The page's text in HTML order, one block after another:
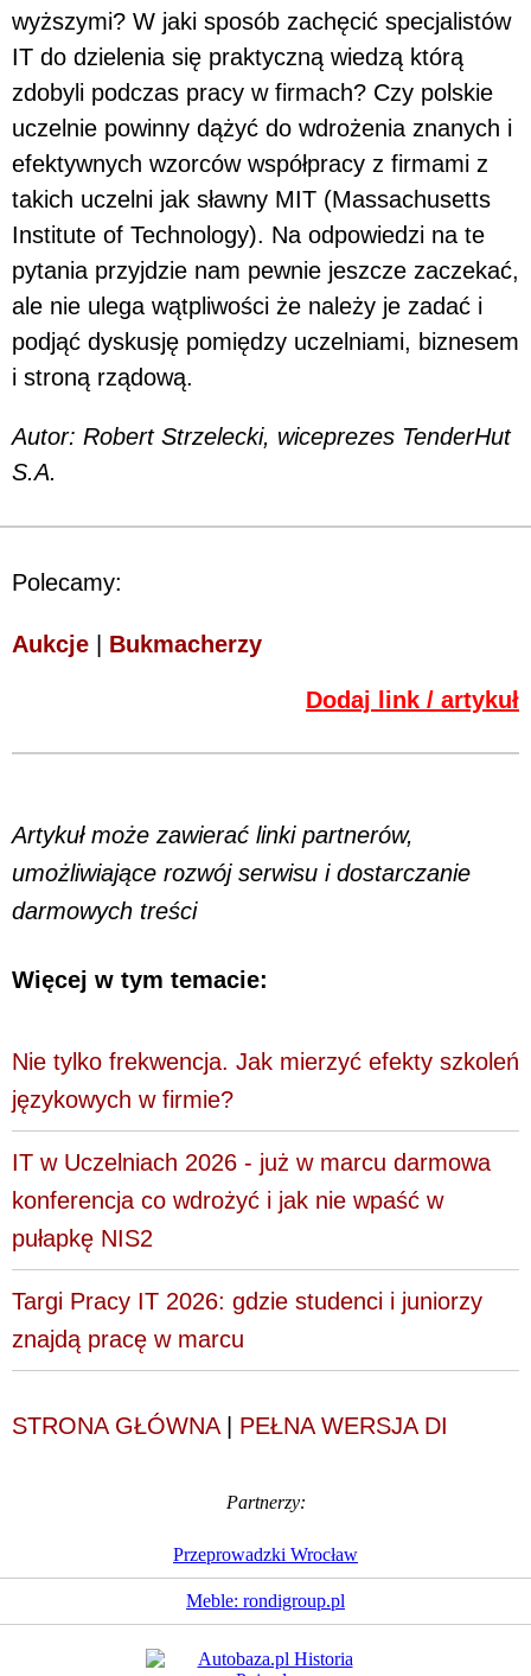
wyższymi? W jaki sposób zachęcić specjalistów
IT do dzielenia się praktyczną wiedzą którą
zdobyli podczas pracy w firmach? Czy polskie
uczelnie powinny dążyć do wdrożenia znanych i
efektywnych wzorców współpracy z firmami z
takich uczelni jak sławny MIT (Massachusetts
Institute of Technology). Na odpowiedzi na te
pytania przyjdzie nam pewnie jeszcze zaczekać,
ale nie ulega wątpliwości że należy je zadać i
podjąć dyskusję pomiędzy uczelniami, biznesem
i stroną rządową.
Autor: Robert Strzelecki, wiceprezes TenderHut
S.A.
Polecamy:
Aukcje Bukmacherzy
Dodaj link / artykuł
Artykuł może zawierać linki partnerów,
umożliwiające rozwój serwisu i dostarczanie
darmowych treści
Więcej w tym temacie:
Nie tylko frekwencja. Jak mierzyć efekty szkoleń
językowych w firmie?
IT w Uczelniach 2026 - już w marcu darmowa
konferencja co wdrożyć i jak nie wpaść w
pułapkę NIS2
Targi Pracy IT 2026: gdzie studenci i juniorzy
znajdą pracę w marcu
STRONA GŁÓWNA| PEŁNA WERSJA DI
Partnerzy:
Przeprowadzki Wrocław
Meble: rondigroup.pl